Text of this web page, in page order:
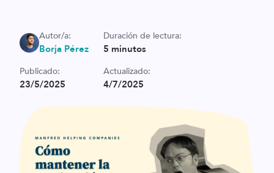
Autor/a:
Borja Pérez
Publicado:
23/5/2025
Actualizado:
4/7/2025
Duración de lectura:
5 minutos